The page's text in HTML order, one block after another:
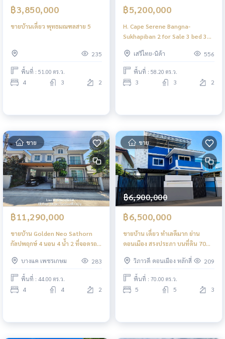
฿3,850,000
ขายบ้านเดี่ยว พุทธมณฑลสาย 5
235
พื้นที่ : 51.00 ตร.ว.
4 3 2
฿5,200,000
H. Cape Serene Bangna-
Sukhapiban 2 for Sale 3 bed 3
เสรีไทย-นิด้า
556
พื้นที่ : 58.20 ตร.ว.
3 3 2
ขาย
฿11,290,000
ขายบ้าน Golden Neo Sathorn
กัลปพฤกษ์ 4 นอน 4 น้ำ 2 ที่จอดรถ
ล้านบาทบางแค เพชรเกษม 283
พื้นที่ : 44.00 ตร.ว.
4 4 2
ขาย
฿6,900,000
฿6,500,000
ขายบ้าน เดี่ยว ทำเลดีมาก ย่าน
ดอนเมือง สรงประภา บนที่ดิน 70
วิภาวดี ดอนเมือง หลักสี่
209
พื้นที่ : 70.00 ตร.ว.
5 5 3